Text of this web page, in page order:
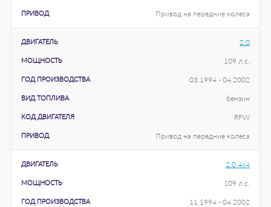
ПРИВОД Привод на передние колеса
ДВИГАТЕЛЬ 2.0
МОЩНОСТЬ 109 л.с.
ГОД ПРОИЗВОДСТВА 03.1994 - 04.2002
ВИД ТОПЛИВА бензин
КОД ДВИГАТЕЛЯ RFW
ПРИВОД Привод на передние колеса
ДВИГАТЕЛЬ 2.0 4x4
МОЩНОСТЬ 109 л.с.
ГОД ПРОИЗВОДСТВА 11.1994 - 04.2002